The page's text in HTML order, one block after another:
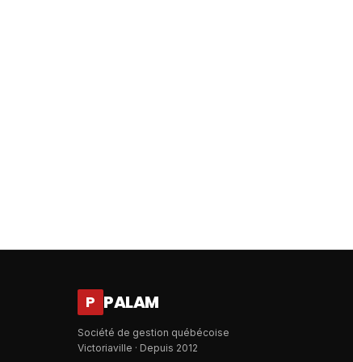
P PALAM
Société de gestion québécoise
Victoriaville · Depuis 2012